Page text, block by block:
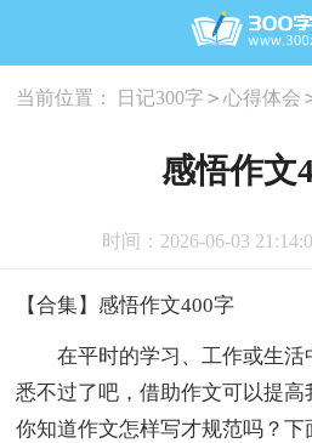
当前位置： 日记300字 > 心得体会
感悟作文
时间：2026-06-03
【合集】感悟作文400字
在平时的学习、工作或生活
悉不过了吧，借助作文可以提高
你知道作文怎样写才规范吗？